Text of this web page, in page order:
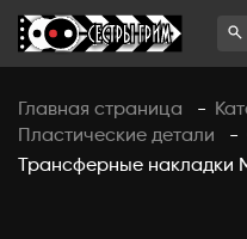
Главная страница -
Пластические детали
-
Трансферные накладки